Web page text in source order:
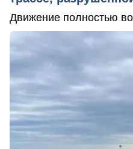
Движение полностью